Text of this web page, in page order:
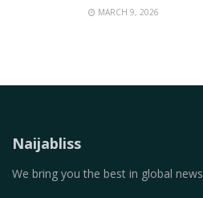
MARCH 9, 2026
Naijabliss
We bring you the best in global news